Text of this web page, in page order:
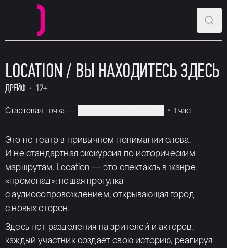
Пермский театр оперы и балета
LOCATION / ВЫ НАХОДИТЕСЬ ЗДЕСЬ
ДРЕЙФ 12+
Стартовая точка — 1 час
Это не театр в привычном понимании слова.
И не стандартная экскурсия по историческим
маршрутам. Location — это спектакль в жанре
«променад»: пешая прогулка
с аудиосопровождением, открывающая город
с новых сторон.
Здесь нет разделения на зрителей и актеров,
каждый участник создает свою историю, реагируя